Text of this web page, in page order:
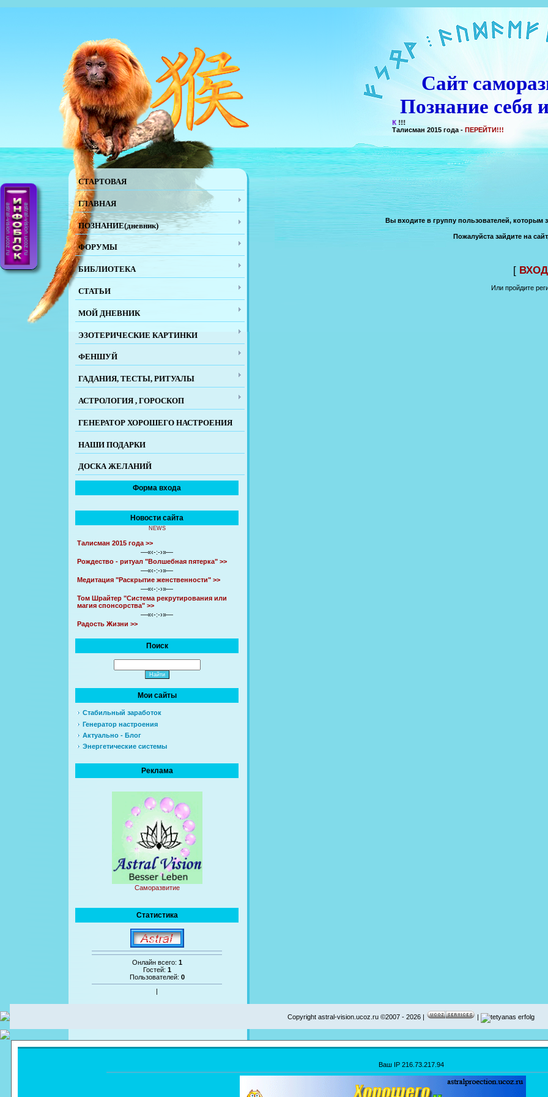
Сайт
Познание себя
Талисман 2015 года - ПЕРЕЙТИ!!!
СТАРТОВАЯ
ГЛАВНАЯ
ПОЗНАНИЕ(дневник)
ФОРУМЫ
БИБЛИОТЕКА
СТАТЬИ
МОЙ ДНЕВНИК
ЭЗОТЕРИЧЕСКИЕ КАРТИНКИ
ФЕНШУЙ
ГАДАНИЯ, ТЕСТЫ, РИТУАЛЫ
АСТРОЛОГИЯ , ГОРОСКОП
ГЕНЕРАТОР ХОРОШЕГО НАСТРОЕНИЯ
НАШИ ПОДАРКИ
ДОСКА ЖЕЛАНИЙ
Форма входа
Новости сайта
NEWS
Талисман 2015 года >>
—«‹-:-›»—
Рождество - ритуал "Волшебная пятерка" >>
—«‹-:-›»—
Медитация "Раскрытие женственности" >>
—«‹-:-›»—
Том Шрайтер "Система рекрутирования или
магия спонсорства" >>
—«‹-:-›»—
Радость Жизни >>
Поиск
Мои сайты
Стабильный заработок
Генератор настроения
Актуально - Блог
Энергетические системы
Реклама
Саморазвитие
Статистика
Онлайн всего: 1
Гостей: 1
Пользователей: 0
Вы входите в группу пользователей, которым
Пожалуйста зайдите на
[ ВХОД
Или пройдите
Copyright astral-vision.ucoz.ru ©2007 - 2026 |
Ваш IP 216.73.217.94